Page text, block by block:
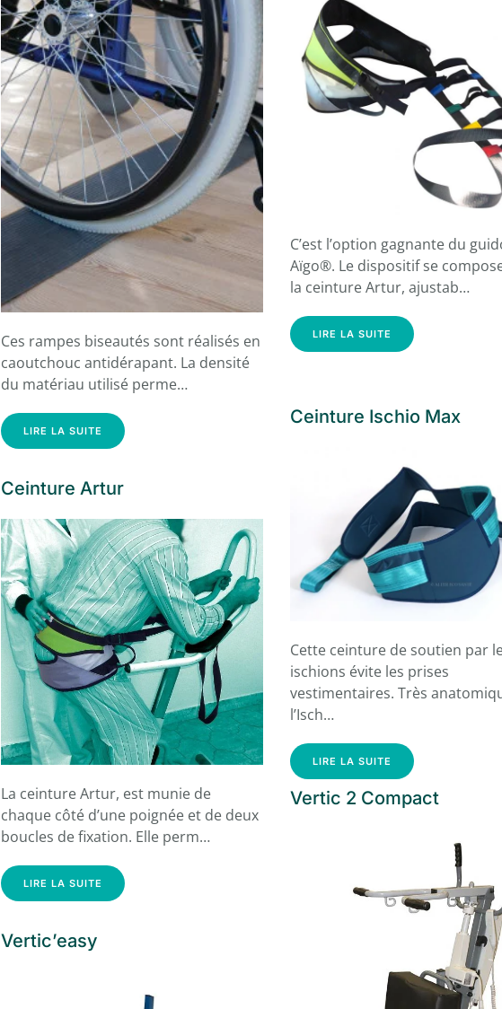
Ces rampes biseautés sont réalisés en
caoutchouc antidérapant. La densité
du matériau utilisé perme…
LIRE LA SUITE
C’est l’option gagnante du
Aïgo®. Le dispositif se
la ceinture Artur, ajustab…
LIRE LA SUITE
Ceinture Artur
La ceinture Artur, est munie de
chaque côté d’une poignée et de deux
boucles de fixation. Elle perm…
LIRE LA SUITE
Ceinture Ischio Max
Cette ceinture de soutien par
ischions évite les prises
vestimentaires. Très
l’Isch…
LIRE LA SUITE
Vertic’easy
Vertic 2 Compact